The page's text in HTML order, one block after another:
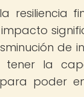
resiliencia
de
tener la
poder